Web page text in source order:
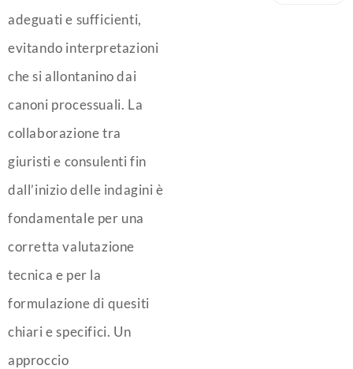
adeguati e sufficienti,
evitando interpretazioni
che si allontanino dai
canoni processuali. La
collaborazione tra
giuristi e consulenti fin
dall’inizio delle indagini è
fondamentale per una
corretta valutazione
tecnica e per la
formulazione di quesiti
chiari e specifici. Un
approccio